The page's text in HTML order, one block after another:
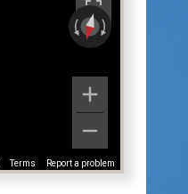
Terms Report a problem